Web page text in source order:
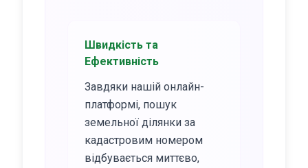
Швидкість та
Ефективність
Завдяки нашій онлайн-
платформі, пошук
земельної ділянки за
кадастровим номером
відбувається миттєво,